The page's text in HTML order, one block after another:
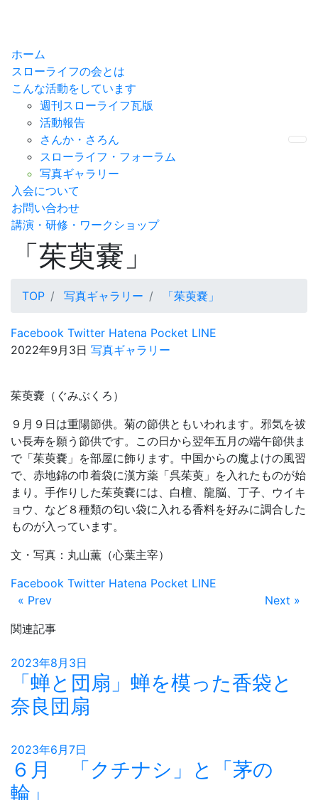
ホーム
スローライフの会とは
こんな活動をしています
週刊スローライフ瓦版
活動報告
さんか・さろん
スローライフ・フォーラム
写真ギャラリー
入会について
お問い合わせ
講演・研修・ワークショップ
「茱萸嚢」
TOP 写真ギャラリー 「茱萸嚢」
Facebook Twitter Hatena Pocket LINE
2022年9月3日 写真ギャラリー
茱萸嚢（ぐみぶくろ）
９月９日は重陽節供。菊の節供ともいわれます。邪気を祓
い長寿を願う節供です。この日から翌年五月の端午節供ま
で「茱萸嚢」を部屋に飾ります。中国からの魔よけの風習
で、赤地錦の巾着袋に漢方薬「呉茱萸」を入れたものが始
まり。手作りした茱萸嚢には、白檀、龍脳、丁子、ウイキ
ョウ、など８種類の匂い袋に入れる香料を好みに調合した
ものが入っています。
文・写真：丸山薫（心葉主宰）
Facebook Twitter Hatena Pocket LINE
« Prev
Next »
関連記事
2023年8月3日
「蝉と団扇」蝉を模った香袋と
奈良団扇
2023年6月7日
６月 「クチナシ」と「茅の
輪」